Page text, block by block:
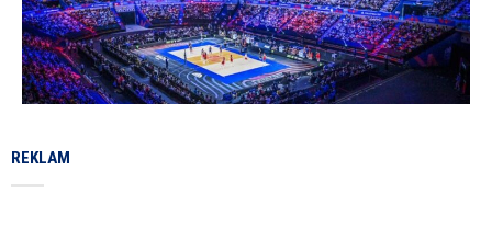
REKLAM